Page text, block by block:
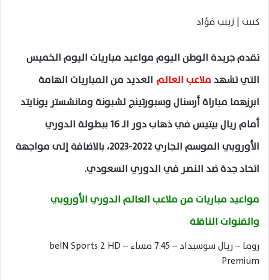
كتبت | زينب فؤاد
تقدم جريدة الوطن اليوم مواعيد مباريات اليوم الخميس
التي تشهد ملاعب العالم العديد من المباريات الهامة
ابرزهما مباراة أرسنال وسبورتينج لشبونة ومانشستر يونايتد
أمام ريال بيتيس في ذهاب دور الـ 16 ببطولة الدوري
الأوروبي الموسم الجاري 2022-2023، بالاضافة إلى مواجهة
اتحاد جدة ضد النصر في الدوري السعودي.
مواعيد مباريات من ملاعب العالم الدوري الأوروبي
والقنوات الناقلة
روما – ريال سوسيداد – 7.45 مساء – beIN Sports 2 HD
Premium